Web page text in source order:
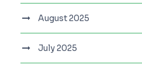
August 2025
July 2025